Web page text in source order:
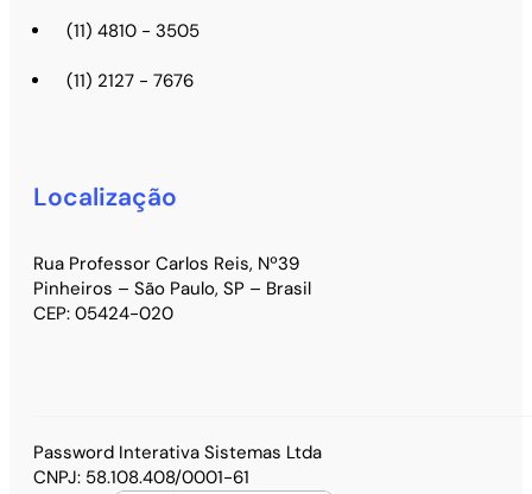
(11) 4810 - 3505
(11) 2127 - 7676
Localização
Rua Professor Carlos Reis, Nº39
Pinheiros – São Paulo, SP – Brasil
CEP: 05424-020
Password Interativa Sistemas Ltda
CNPJ: 58.108.408/0001-61